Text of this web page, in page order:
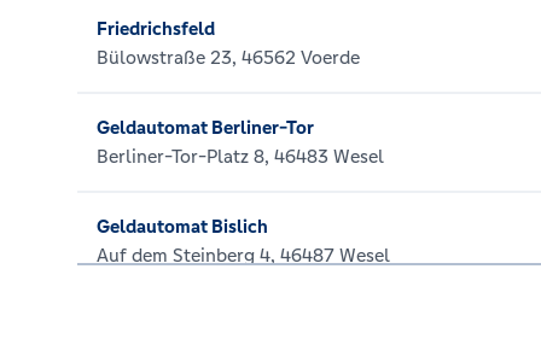
Friedrichsfeld
Bülowstraße 23, 46562 Voerde
Geldautomat Berliner-Tor
Berliner-Tor-Platz 8, 46483 Wesel
Geldautomat Bislich
Auf dem Steinberg 4, 46487 Wesel